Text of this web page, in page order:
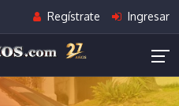
Regístrate Ingresar